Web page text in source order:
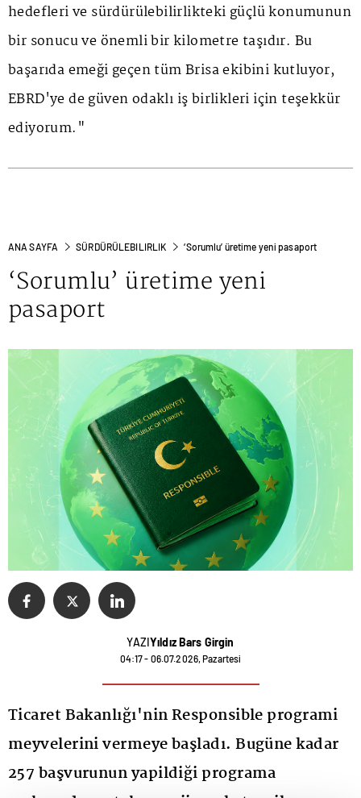
hedefleri ve sürdürülebilirlikteki güçlü konumunun
bir sonucu ve önemli bir kilometre taşıdır. Bu
başarıda emeği geçen tüm Brisa ekibini kutluyor,
EBRD'ye de güven odaklı iş birlikleri için teşekkür
ediyorum."
ANA SAYFA SÜRDÜRÜLEBILIRLIK ‘Sorumlu’ üretime yeni pasaport
‘Sorumlu’ üretime yeni
pasaport
YAZIYıldız Bars Girgin
04:17 - 06.07.2026, Pazartesi
Ticaret Bakanlığı'nin Responsible programi
meyvelerini vermeye başladı. Bugüne kadar
257 başvurunun yapildiği programa